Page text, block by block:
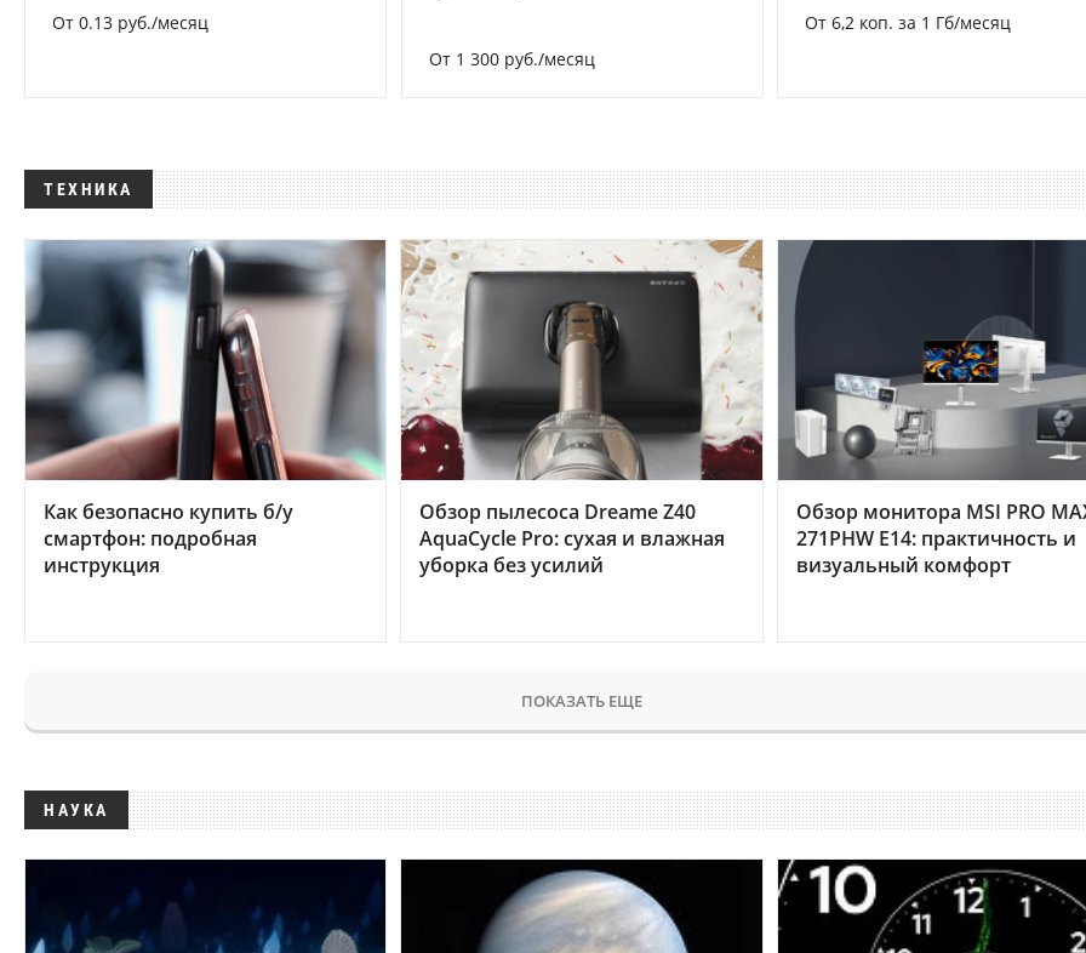
От 0.13 руб./месяц
От 1 300 руб./месяц
От 6,2 коп. за 1 Гб/месяц
ТЕХНИКА
Как безопасно купить б/у
смартфон: подробная
инструкция
Обзор пылесоса Dreame Z40
AquaCycle Pro: сухая и влажная
уборка без усилий
Обзор монитора MSI PRO
271PHW E14: практичность и
визуальный комфорт
ПОКАЗАТЬ ЕЩЕ
НАУКА